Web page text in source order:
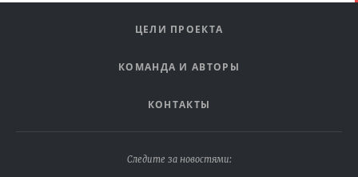
ЦЕЛИ ПРОЕКТА
КОМАНДА И АВТОРЫ
КОНТАКТЫ
Следите за новостями: